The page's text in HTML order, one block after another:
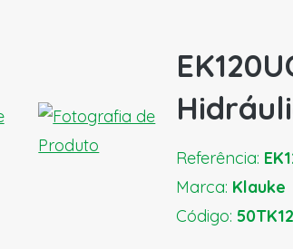
Referência:
Marca: Klauke
Código: